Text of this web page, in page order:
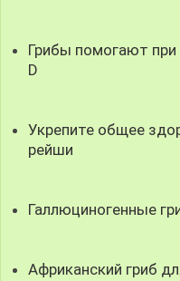
Грибы помогают
D
Укрепите общее
рейши
Галлюциногенные
Африканский гриб